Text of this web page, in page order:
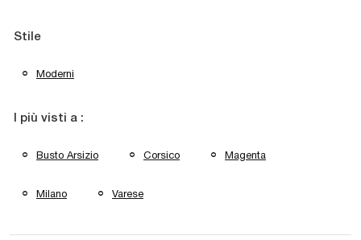
Stile
Moderni
I più visti a :
Busto Arsizio Corsico Magenta
Milano Varese